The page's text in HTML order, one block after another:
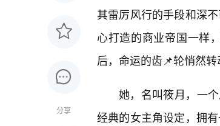
分享
其雷厉风行的手段和深
心打造的商业帝国一样
后，命运的齿📌轮悄然
她，名叫筱月，一
经典的女主角设定，拥